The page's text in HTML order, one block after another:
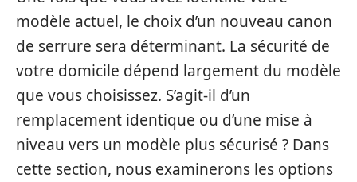
modèle actuel, le choix d’un nouveau canon
de serrure sera déterminant. La sécurité de
votre domicile dépend largement du modèle
que vous choisissez. S’agit-il d’un
remplacement identique ou d’une mise à
niveau vers un modèle plus sécurisé ? Dans
cette section, nous examinerons les options